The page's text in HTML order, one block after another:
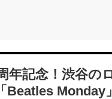
年記念！渋谷の
Beatles Monday